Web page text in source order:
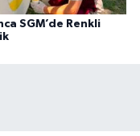
SGM’de Renkli